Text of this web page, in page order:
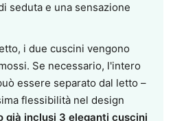
seduta e una sensazione
i due cuscini vengono
Se necessario, l'intero
essere separato dal letto –
flessibilità nel design
già inclusi 3 eleganti cuscini